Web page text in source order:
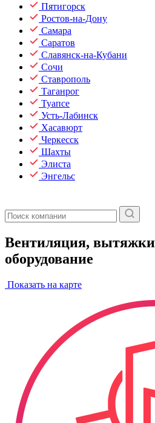
Пятигорск
Ростов-на-Дону
Самара
Саратов
Славянск-на-Кубани
Сочи
Ставрополь
Таганрог
Туапсе
Усть-Лабинск
Хасавюрт
Черкесск
Шахты
Элиста
Энгельс
Вентиляция,
оборудование
Показать на карте